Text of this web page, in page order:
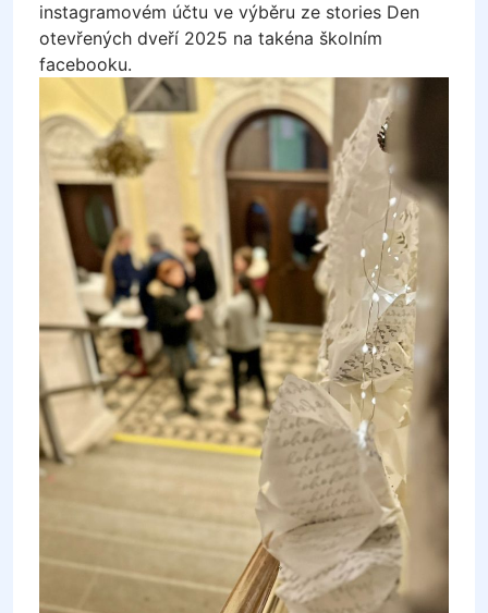
instagramovém účtu ve výběru ze stories Den
otevřených dveří 2025 na takéna školním
facebooku.